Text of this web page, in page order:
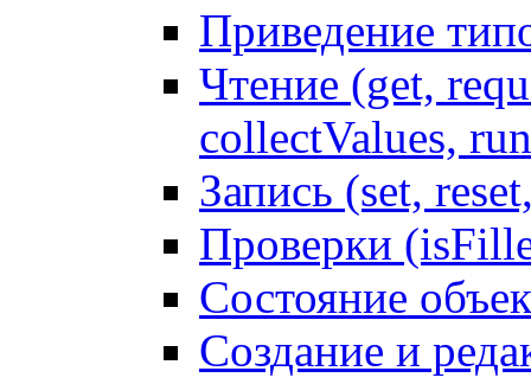
Приведение
Чтение (get,
collectValues,
Запись (set,
Проверки
Состояние
Создание и